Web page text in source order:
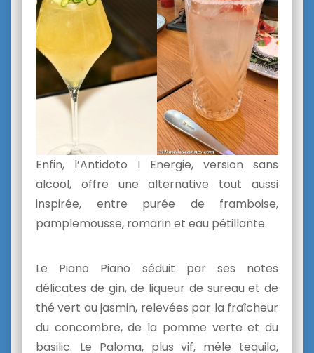
Enfin, l’Antidoto I Energie, version sans
alcool, offre une alternative tout aussi
inspirée, entre purée de framboise,
pamplemousse, romarin et eau pétillante.
Le Piano Piano séduit par ses notes
délicates de gin, de liqueur de sureau et de
thé vert au jasmin, relevées par la fraîcheur
du concombre, de la pomme verte et du
basilic. Le Paloma, plus vif, mêle tequila,